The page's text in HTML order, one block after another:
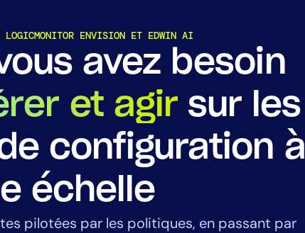
LOGICMONITOR ENVISION ET EDWIN AI
avez besoin
et agirsur les
configuration à
échelle
pilotées par les politiques, en passant par